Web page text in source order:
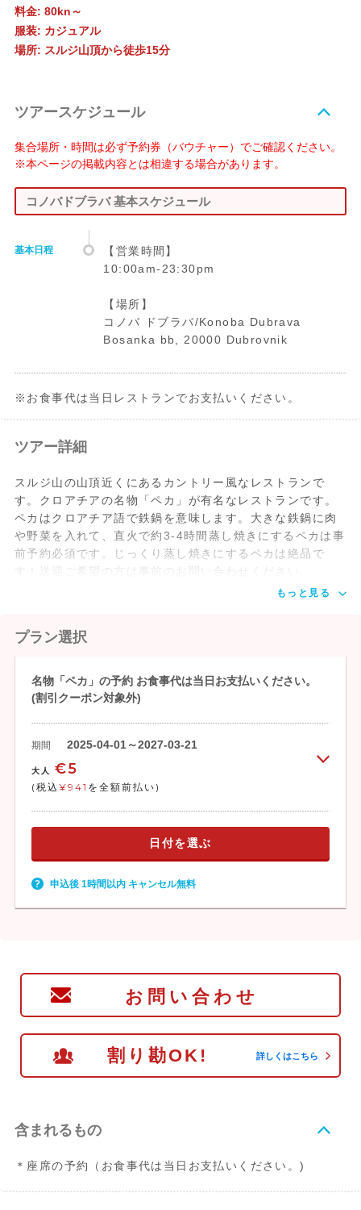
料金: 80kn～
服装: カジュアル
場所: スルジ山頂から徒歩15分
ツアースケジュール
集合場所・時間は必ず予約券（バウチャー）でご確認ください。
※本ページの掲載内容とは相違する場合があります。
コノバドブラバ 基本スケジュール
基本日程
【営業時間】
10:00am-23:30pm
【場所】
コノバ ドブラバ/Konoba Dubrava
Bosanka bb, 20000 Dubrovnik
※お食事代は当日レストランでお支払いください。
ツアー詳細
スルジ山の山頂近くにあるカントリー風なレストランで
す。クロアチアの名物「ペカ」が有名なレストランです。
ペカはクロアチア語で鉄鍋を意味します。大きな鉄鍋に肉
や野菜を入れて、直火で約3-4時間蒸し焼きにするペカは事
前予約必須です。じっくり蒸し焼きにするペカは絶品で
す！送迎ご希望の方は事前のお問い合わせください。
もっと見る
プラン選択
名物「ペカ」の予約 お食事代は当日お支払いください。
(割引クーポン対象外)
期間 2025-04-01～2027-03-21
大人 €5
(税込 ¥941 を全額前払い)
日付を選ぶ
申込後 1時間以内 キャンセル無料
お問い合わせ
割り勘OK! 詳しくはこちら
含まれるもの
＊座席の予約（お食事代は当日お支払いください。)